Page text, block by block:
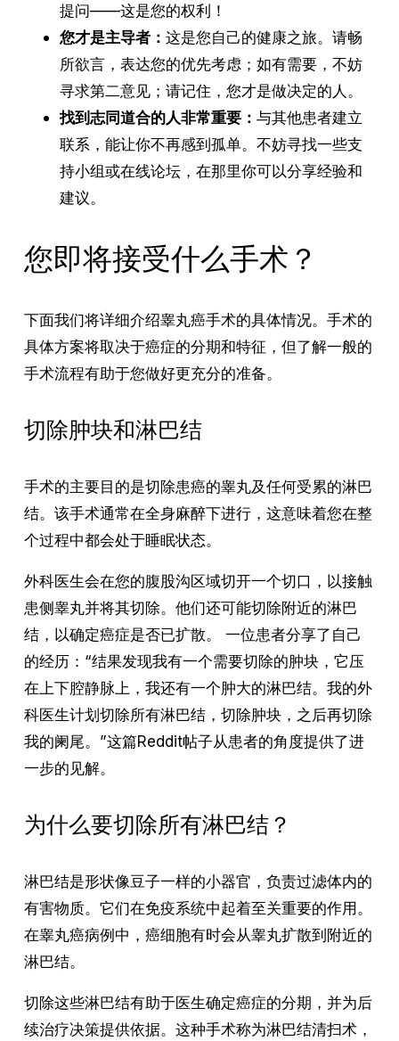
提问——这是您的权利！
您才是主导者： 这是您自己的健康之旅。请畅
所欲言，表达您的优先考虑；如有需要，不妨
寻求第二意见；请记住，您才是做决定的人。
找到志同道合的人非常重要： 与其他患者建立
联系，能让你不再感到孤单。不妨寻找一些支
持小组或在线论坛，在那里你可以分享经验和
建议。
您即将接受什么手术？
下面我们将详细介绍睾丸癌手术的具体情况。手术的
具体方案将取决于癌症的分期和特征，但了解一般的
手术流程有助于您做好更充分的准备。
切除肿块和淋巴结
手术的主要目的是切除患癌的睾丸及任何受累的淋巴
结。该手术通常在全身麻醉下进行，这意味着您在整
个过程中都会处于睡眠状态。
外科医生会在您的腹股沟区域切开一个切口，以接触
患侧睾丸并将其切除。他们还可能切除附近的淋巴
结，以确定癌症是否已扩散。 一位患者分享了自己
的经历：“结果发现我有一个需要切除的肿块，它压
在上下腔静脉上，我还有一个肿大的淋巴结。我的外
科医生计划切除所有淋巴结，切除肿块，之后再切除
我的阑尾。”这篇Reddit帖子从患者的角度提供了进
一步的见解。
为什么要切除所有淋巴结？
淋巴结是形状像豆子一样的小器官，负责过滤体内的
有害物质。它们在免疫系统中起着至关重要的作用。
在睾丸癌病例中，癌细胞有时会从睾丸扩散到附近的
淋巴结。
切除这些淋巴结有助于医生确定癌症的分期，并为后
续治疗决策提供依据。这种手术称为淋巴结清扫术，